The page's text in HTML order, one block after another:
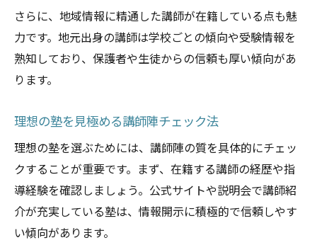
さらに、地域情報に精通した講師が在籍している点も魅
力です。地元出身の講師は学校ごとの傾向や受験情報を
熟知しており、保護者や生徒からの信頼も厚い傾向があ
ります。
理想の塾を見極める講師陣チェック法
理想の塾を選ぶためには、講師陣の質を具体的にチェッ
クすることが重要です。まず、在籍する講師の経歴や指
導経験を確認しましょう。公式サイトや説明会で講師紹
介が充実している塾は、情報開示に積極的で信頼しやす
い傾向があります。